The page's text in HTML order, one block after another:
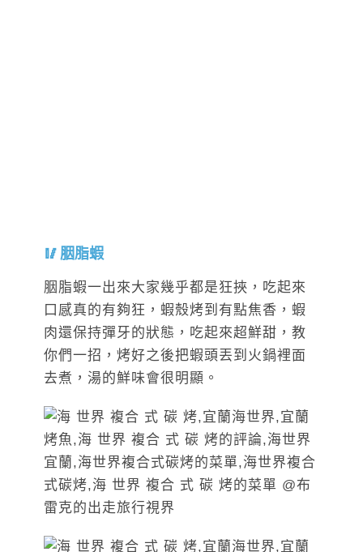
胭脂蝦
胭脂蝦一出來大家幾乎都是狂挾，吃起來
口感真的有夠狂，蝦殼烤到有點焦香，蝦
肉還保持彈牙的狀態，吃起來超鮮甜，教
你們一招，烤好之後把蝦頭丟到火鍋裡面
去煮，湯的鮮味會很明顯。